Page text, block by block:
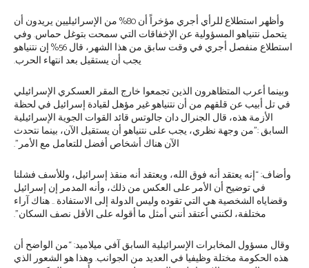
وأظهر استطلاع للرأي أجري مؤخراً أن 80% من الإسرائيليين يريدون أن
يتحمل نتنياهو ‏المسؤولية عن الإخفاقات التي سمحت بتوغل حماس. وفي
استطلاع منفصل أجري في وقت ‏سابق من هذا الشهر، قال 56% إن نتنياهو
يجب أن يستقيل بعد انتهاء الحرب.‏
وبينما أعرب المتظاهرون الذين تجمعوا خارج المقر العسكري الإسرائيلي
في تل أبيب عن قلقهم ‏من أن نتنياهو غير مؤهل لقيادة إسرائيل في لحظة
الأزمة هذه، قال الجنرال دان جالوتس قائد ‏القوات الجوية الإسرائيلية
السابق :”من وجهة نظري، يجب على نتنياهو أن يستقيل الآن، بينما ‏نتحدث
الآن هناك أشخاص أفضل للتعامل مع الأمر”.‏
وأضاف: “إنه يعتقد أنه فوق الله، ويعتقد أنه منقذ إسرائيل، وللأسف فشلنا
في توضيح أن الأمر ‏على العكس من ذلك، وأنه المدمر إن إسرائيل
وقضاياه الشخصية هي التي تقوده وليس الدولة ‏إلى الاستفادة .. هناك آراء
مختلفة، لكنني أعتقد أنني أمثل ما أقوله على الأقل نصف السكان”.‏
وقال مسؤول المخابرات الإسرائيلية السابق آفي ميلاميد: “من الواضح أن
هذه الحكومة مختلة ‏وظيفيا في العديد من الجوانب. وهذا هو الشعور الذي